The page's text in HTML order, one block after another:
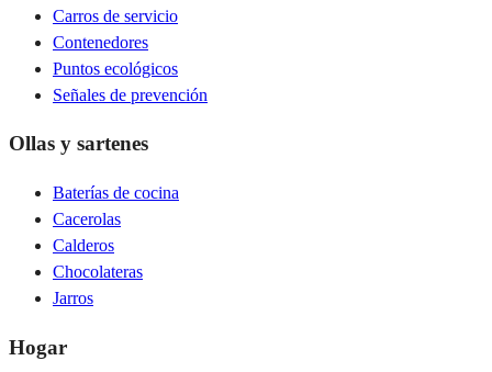
Carros de servicio
Contenedores
Puntos ecológicos
Señales de prevención
Ollas y sartenes
Baterías de cocina
Cacerolas
Calderos
Chocolateras
Jarros
Hogar